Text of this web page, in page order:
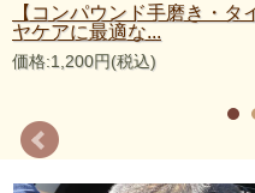
【コンパウンド手磨き・タ
ヤケアに最適な...
価格:1,200円(税込)